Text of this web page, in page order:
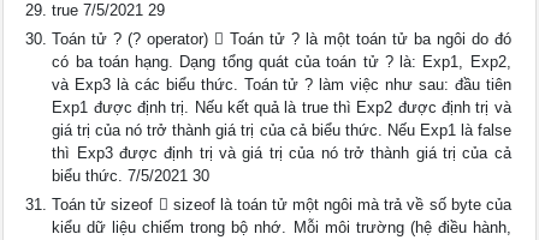
true 7/5/2021 29
Toán tử ? (? operator)  Toán tử ? là một toán tử ba ngôi do đó
có ba toán hạng. Dạng tổng quát của toán tử ? là: Exp1, Exp2,
và Exp3 là các biểu thức. Toán tử ? làm việc như sau: đầu tiên
Exp1 được định trị. Nếu kết quả là true thì Exp2 được định trị và
giá trị của nó trở thành giá trị của cả biểu thức. Nếu Exp1 là false
thì Exp3 được định trị và giá trị của nó trở thành giá trị của cả
biểu thức. 7/5/2021 30
Toán tử sizeof  sizeof là toán tử một ngôi mà trả về số byte của
kiểu dữ liệu chiếm trong bộ nhớ. Mỗi môi trường (hệ điều hành,